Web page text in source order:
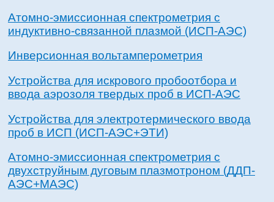
Атомно-эмиссионная спектрометрия с
индуктивно-связанной плазмой (ИСП-АЭС)
Инверсионная вольтамперометрия
Устройства для искрового пробоотбора и
ввода аэрозоля твердых проб в ИСП-АЭС
Устройства для электротермического ввода
проб в ИСП (ИСП-АЭС+ЭТИ)
Атомно-эмиссионная спектрометрия с
двухструйным дуговым плазмотроном (ДДП-
АЭС+МАЭС)